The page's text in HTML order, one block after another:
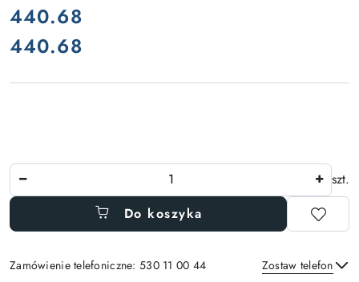
cena:
440.68
Cena:
440.68
Ilość
szt.
Do koszyka
Zamówienie telefoniczne: 530 11 00 44 Zostaw telefon